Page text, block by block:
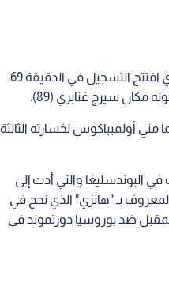
ويدين النادي البافاري بتأهله إلى مهاجمه الدولي البولندي روبرت ليفاندوفسكي الذي افتتح التسجيل في الدقيقة 69،
مكان سيرج غنابري (89).
ميونيخ فعزز موقعه في الصدارة برصيد 12 نقطة، فيما مني أولمبياكوس لخسارته الثالثة
المدوية أمام مضيفه إينتراخت فرانكفورت 1-5 السبت في البوندسليغا والتي أدت إلى
بـ "هانزي" الذي نجح في
المقبل ضد بوروسيا دورتموند في